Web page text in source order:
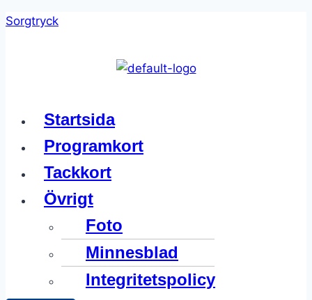
Skip
Sorgtryck
Startsida
Programkort
Tackkort
Övrigt
Foto
Minnesblad
Integritetspolicy